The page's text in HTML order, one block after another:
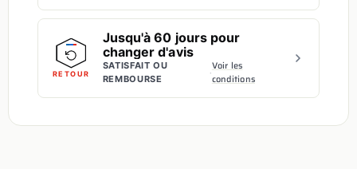
RETOUR
Jusqu'à 60 jours pour
changer d'avis
SATISFAIT OU
REMBOURSE
·Voir les
conditions